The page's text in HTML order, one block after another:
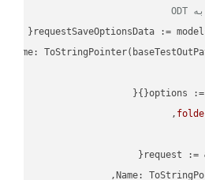
options :=